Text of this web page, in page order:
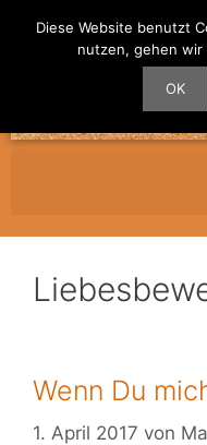
Wenn Du
1. April 2017 von
Diese Website benutzt
nutzen, gehen wir
OK